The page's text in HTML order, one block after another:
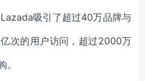
吸引了超过40万品牌与
次的用户访问，超过2000万